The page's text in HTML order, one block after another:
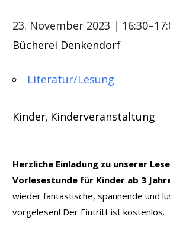
23. November 2023 |
Bücherei Denkendorf
Literatur/Lesung
Kinder, Kinderveranstaltung
Herzliche Einladung zu unserer
Vorlesestunde für Kinder ab 3
wieder fantastische, spannende und
vorgelesen! Der Eintritt ist kostenlos.